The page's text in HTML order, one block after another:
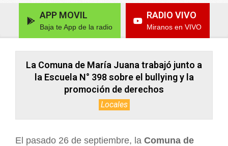
JUANA
FM
MARÍA
JUANA,
Navigation APP MOVIL
Baja te App de la radio
RADIO VIVO
Miranos en VIVO
La Comuna de María Juana trabajó junto a
la Escuela N° 398 sobre el bullying y la
promoción de derechos
Locales
El pasado 26 de septiembre, la Comuna de